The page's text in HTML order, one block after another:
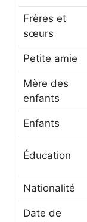
Frères et
sœurs
Petite amie
Mère des
enfants
Enfants
Éducation
Nationalité
Date de